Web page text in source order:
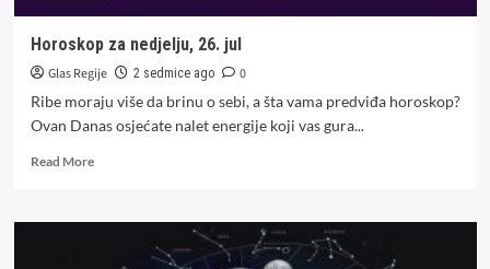
nemilosrdno
mijenjaju
putanju
ova
3
Horoskop za nedjelju, 26. jul
Glas Regije 2 sedmice ago
0
Ribe moraju više da brinu o sebi, a šta vama predviđa horoskop?
Ovan Danas osjećate nalet energije koji vas gura...
Read MoreRead
Horoskop
nedjelju,